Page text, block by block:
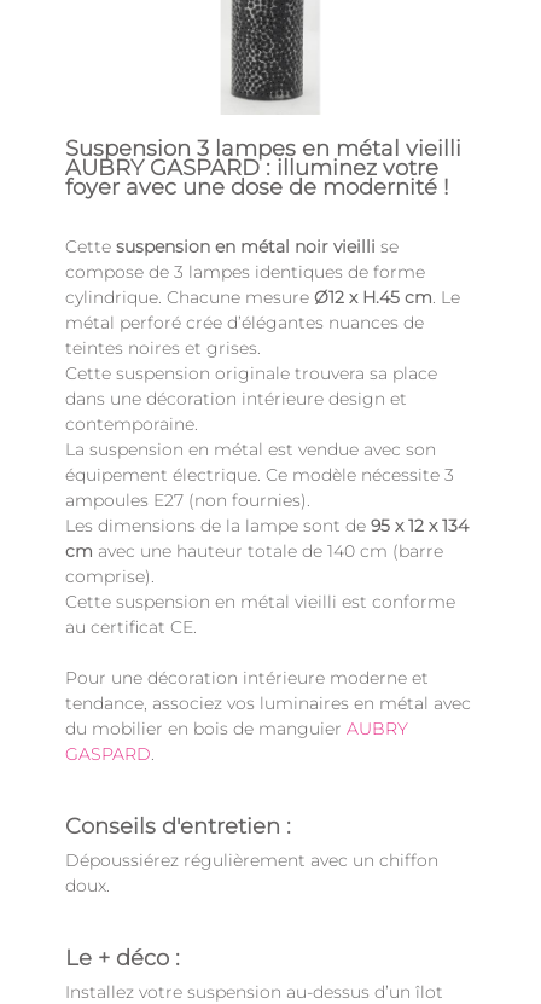
Suspension 3 lampes en métal vieilli
AUBRY GASPARD : illuminez votre
foyer avec une dose de modernité !
Cette suspension en métal noir vieilli se
compose de 3 lampes identiques de forme
cylindrique. Chacune mesure Ø12 x H.45 cm. Le
métal perforé crée d’élégantes nuances de
teintes noires et grises.
Cette suspension originale trouvera sa place
dans une décoration intérieure design et
contemporaine.
La suspension en métal est vendue avec son
équipement électrique. Ce modèle nécessite 3
ampoules E27 (non fournies).
Les dimensions de la lampe sont de 95 x 12 x 134
cm avec une hauteur totale de 140 cm (barre
comprise).
Cette suspension en métal vieilli est conforme
au certificat CE.
Pour une décoration intérieure moderne et
tendance, associez vos luminaires en métal avec
du mobilier en bois de manguier AUBRY
GASPARD.
Conseils d'entretien :
Dépoussiérez régulièrement avec un chiffon
doux.
Le + déco :
Installez votre suspension au-dessus d’un îlot